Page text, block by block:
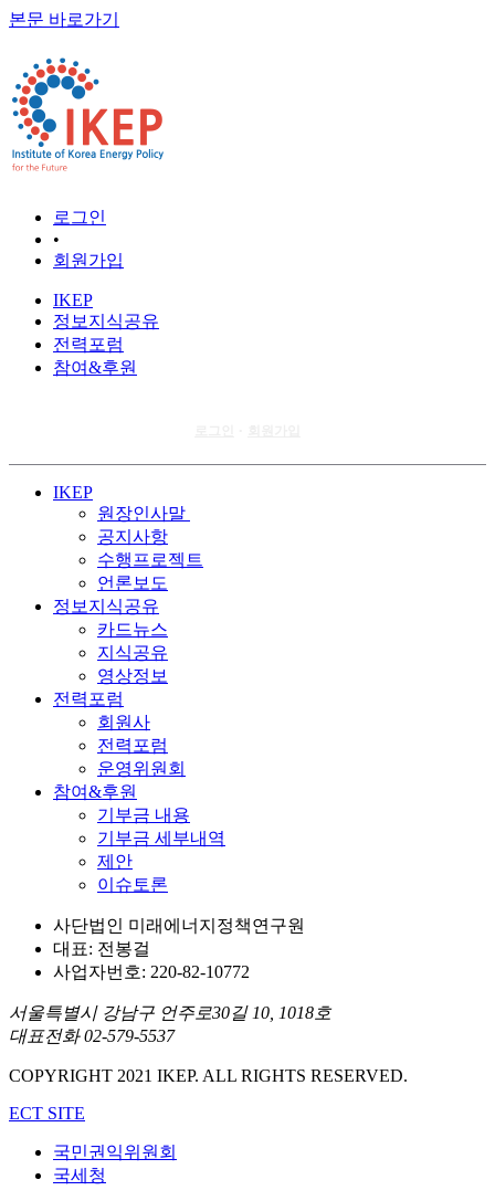
본문 바로가기
로그인
•
회원가입
IKEP
정보지식공유
전력포럼
참여&후원
IKEP
원장인사말
공지사항
수행프로젝트
언론보도
정보지식공유
카드뉴스
지식공유
영상정보
전력포럼
회원사
전력포럼
운영위원회
참여&후원
기부금 내용
기부금 세부내역
제안
이슈토론
사단법인 미래에너지정책연구원
대표: 전봉걸
사업자번호: 220-82-10772
서울특별시 강남구 언주로30길 10, 1018호
대표전화 02-579-5537
COPYRIGHT 2021 IKEP. ALL RIGHTS RESERVED.
ECT SITE
국민권익위원회
국세청